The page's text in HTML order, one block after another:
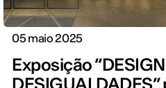
05 maio 2025
Exposição